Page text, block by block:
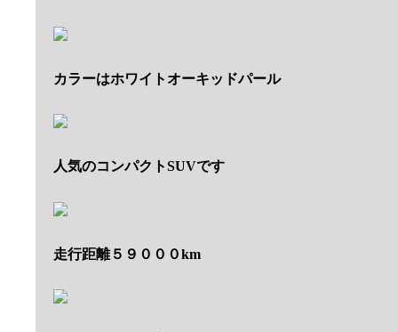
カラーはホワイトオーキッドパール
人気のコンパクトSUVです
走行距離５９０００km